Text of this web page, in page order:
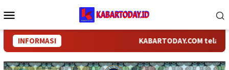
ke
Mobile
INFORMASI KABARTODAY.COM telah